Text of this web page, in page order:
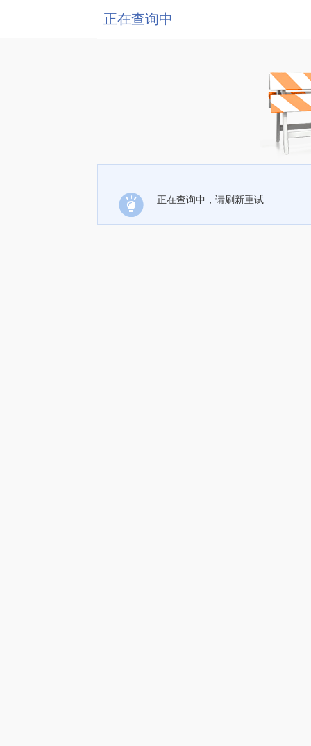
正在查询中
正在查询中，请刷新重试